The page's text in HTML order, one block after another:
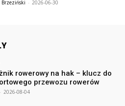
Brzeziński - 2026-06-30
rowerowy na hak – klucz do
przewozu rowerów
- 2026-08-04